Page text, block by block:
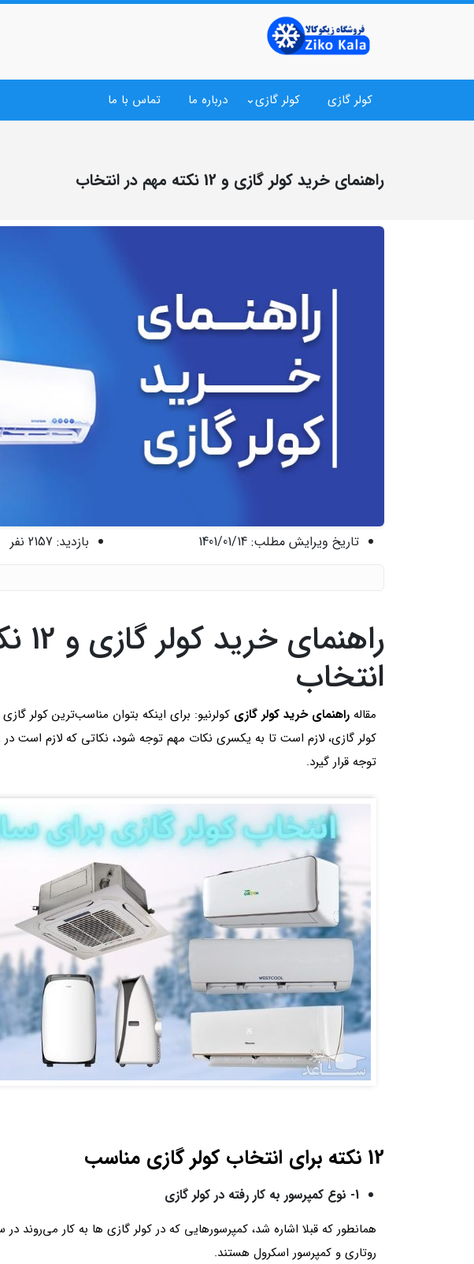
کولر گازی کولر گازی درباره ما تماس با ما
راهنمای خرید کولر گازی و 12 نکته مهم در انتخاب
تاریخ ویرایش مطلب: 1401/01/14 بازدید: 2157 نفر
انتخاب
مقاله راهنمای خرید کولر گازی کولرنیو: برای اینکه بتوان مناسب‌ترین کولر گازی
کولر گازی، لازم است تا به یکسری نکات مهم توجه شود، نکاتی که لازم است
توجه قرار گیرد.
12 نکته برای انتخاب کولر گازی مناسب
1- نوع کمپرسور به کار رفته در کولر گازی
همانطور که قبلا اشاره شد، کمپرسورهایی که در کولر گازی ها به کار می‌روند
روتاری و کمپرسور اسکرول هستند.